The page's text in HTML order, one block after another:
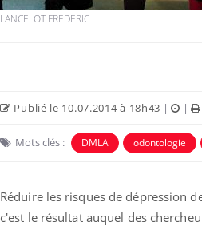
LANCELOT FREDERIC
Publié le 10.07.2014 à 18h43 | |
Mots clés : DMLA odontologie
Réduire les risques de dépression
c'est le résultat auquel des
Chikungunya, dengue,
protègent-ils aussi les os